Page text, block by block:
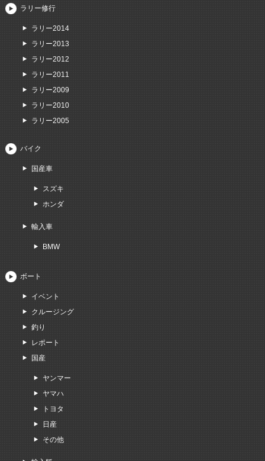
ラリー修行
ラリー2014
ラリー2013
ラリー2012
ラリー2011
ラリー2009
ラリー2010
ラリー2005
バイク
国産車
スズキ
ホンダ
輸入車
BMW
ボート
イベント
クルージング
釣り
レポート
国産
ヤンマー
ヤマハ
トヨタ
日産
その他